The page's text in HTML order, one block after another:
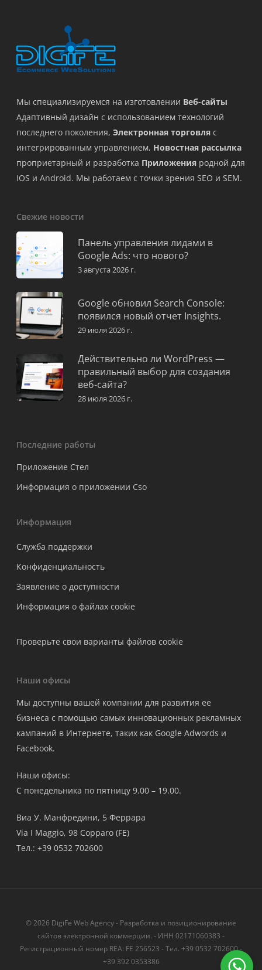
Мы специализируемся на изготовлении Веб-сайты
Адаптивный дизайн с использованием технологий
последнего поколения, Электронная торговля с
интегрированным управлением, Новостная рассылка
проприетарный и разработка Приложения родной для
IOS и Android. Мы работаем с точки зрения SEO и SEM.
Свежие новости
Панель управления лидами в
Google Ads: что нового?
3 августа 2026 г.
Google обновил Search Console:
появился новый отчет Insights.
29 июля 2026 г.
Действительно ли WordPress —
правильный выбор для создания
веб-сайта?
28 июля 2026 г.
Последние работы
Приложение Стел
Информация о приложении Cso
Информация
Служба поддержки
Конфиденциальность
Заявление о доступности
Информация о файлах cookie
Проверьте свои варианты файлов cookie
Наши офисы
Мы доступны вашей компании для развития ее
бизнеса с помощью самых инновационных рекламных
кампаний в Интернете, таких как Google Adwords и
Facebook.
Наши офисы:
С понедельника по пятницу 9.00 – 19.00.
Виа У. Манфредини, 5 Феррара
Via I Maggio, 98 Copparo (FE)
Тел.: +39 0532 702600
© 2026 DigiFe Web Agency - Разработка и позиционирование
сайтов электронной коммерции. - ИНН 02171060383 -
Регистрационный номер REA: FE 256523 - Тел. +39 0532 702600 -
+39 392 0353386